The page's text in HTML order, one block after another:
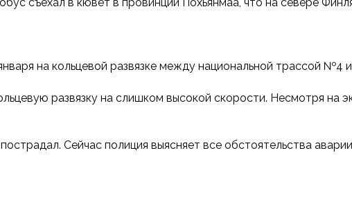
на кольцевой развязке между национальной трассой №4
развязку на слишком высокой скорости. Несмотря на
Сейчас полиция выясняет все обстоятельства